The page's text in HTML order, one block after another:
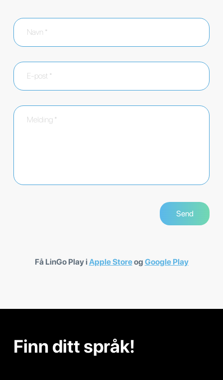
Få LinGo Play i Apple Storeog Google Play
Finn ditt språk!